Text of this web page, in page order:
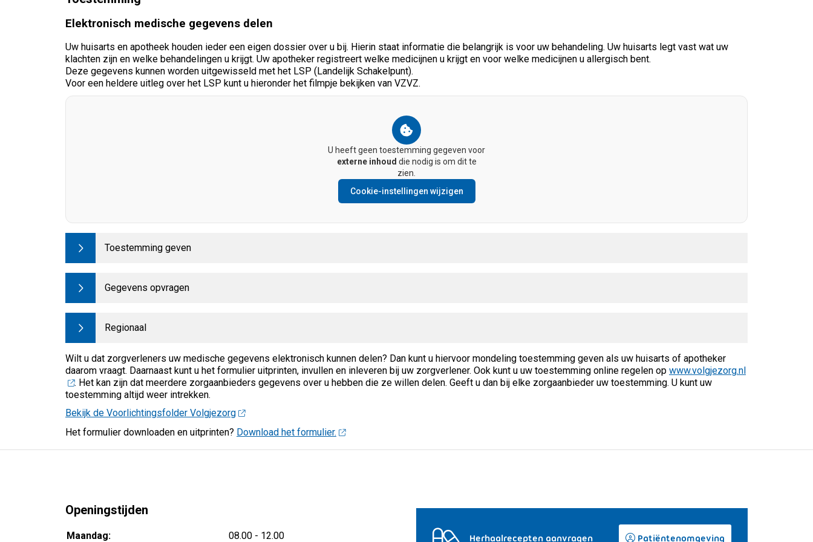
Elektronisch medische gegevens delen
Uw huisarts en apotheek houden ieder een eigen dossier over u bij. Hierin staat informatie die belangrijk is voor uw behandeling. Uw huisarts legt vast wat uw
klachten zijn en welke behandelingen u krijgt. Uw apotheker registreert welke medicijnen u krijgt en voor welke medicijnen u allergisch bent.
Deze gegevens kunnen worden uitgewisseld met het LSP (Landelijk Schakelpunt).
Voor een heldere uitleg over het LSP kunt u hieronder het filmpje bekijken van VZVZ.
U heeft geen toestemming gegeven voor
externe inhoud die nodig is om dit te
zien.
Cookie-instellingen wijzigen
Toestemming geven
Gegevens opvragen
Regionaal
Wilt u dat zorgverleners uw medische gegevens elektronisch kunnen delen? Dan kunt u hiervoor mondeling toestemming geven als uw huisarts of apotheker
daarom vraagt. Daarnaast kunt u het formulier uitprinten, invullen en inleveren bij uw zorgverlener. Ook kunt u uw toestemming online regelen op www.volgjezorg.nl
. Het kan zijn dat meerdere zorgaanbieders gegevens over u hebben die ze willen delen. Geeft u dan bij elke zorgaanbieder uw toestemming. U kunt uw
toestemming altijd weer intrekken.
Bekijk de Voorlichtingsfolder Volgjezorg
Het formulier downloaden en uitprinten? Download het formulier.
Openingstijden
Maandag: 08.00 tot
- 12.00 Herhaalrecepten aanvragen Patiëntenomgeving